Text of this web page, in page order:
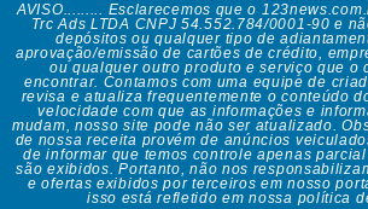
AVISO......... Esclarecemos que o
Trc Ads LTDA CNPJ 54.552.784/0001-90 e
depósitos ou qualquer tipo de
aprovação/emissão de cartões de crédito,
ou qualquer outro produto e serviço que o
encontrar. Contamos com uma equipe de
revisa e atualiza frequentemente o conteúdo
velocidade com que as informações e
mudam, nosso site pode não ser atualizado.
de nossa receita provém de anúncios
de informar que temos controle apenas
são exibidos. Portanto, não nos
e ofertas exibidos por terceiros em nosso
isso está refletido em nossa política